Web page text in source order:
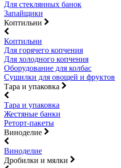
Для стеклянных банок
Запайщики
Коптильни
Коптильни
Для горячего копчения
Для холодного копчения
Оборудование для колбас
Сушилки для овощей и фруктов
Тара и упаковка
Тара и упаковка
Жестяные банки
Реторт-пакеты
Виноделие
Виноделие
Дробилки и мялки